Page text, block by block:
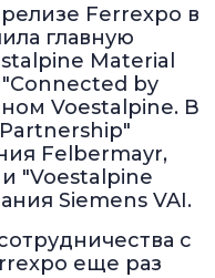
Ferrexpo в
главную
Material
by
Voestalpine. В
Felbermayr,
"Voestalpine
Siemens VAI.
с
еще раз